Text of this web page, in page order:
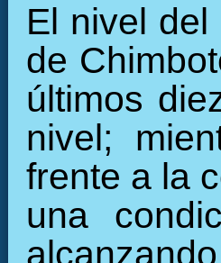
El nivel
de
últimos
nivel;
frente a la
una